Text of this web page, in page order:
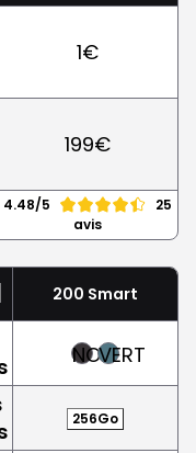
1€
199€
4.48/5
25
avis
200 Smart
NOIRVERT
256Go